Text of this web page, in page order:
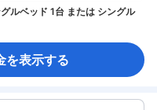
ルベッド 1台 または シングル
を表示する